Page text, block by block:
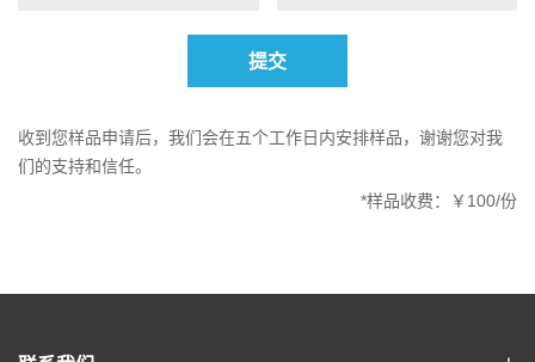
提交
收到您样品申请后，我们会在五个工作日内安排样品，谢谢您对我
们的支持和信任。
*样品收费：￥100/份